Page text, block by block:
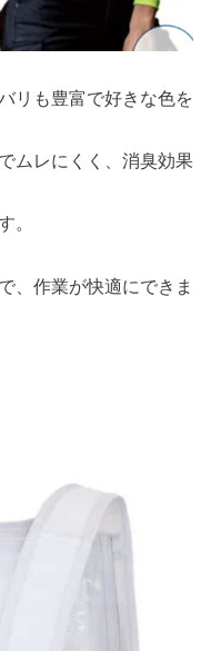
リも豊富で好きな色を
ムレにくく、消臭効果
。
、作業が快適にできま